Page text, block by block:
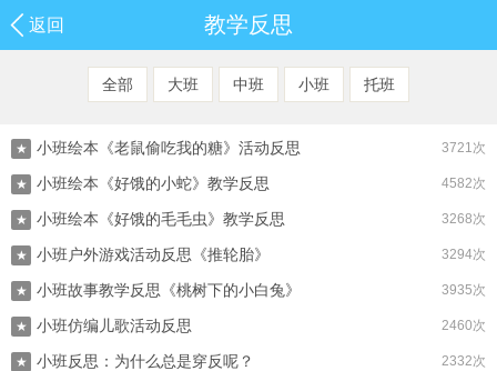
返回 教学反思
全部 大班 中班 小班 托班
3721次
★ 小班绘本《老鼠偷吃我的糖》活动反思
4582次
★ 小班绘本《好饿的小蛇》教学反思
3268次
★ 小班绘本《好饿的毛毛虫》教学反思
3294次
★ 小班户外游戏活动反思《推轮胎》
3935次
★ 小班故事教学反思《桃树下的小白兔》
2460次
★ 小班仿编儿歌活动反思
2332次
★ 小班反思：为什么总是穿反呢？